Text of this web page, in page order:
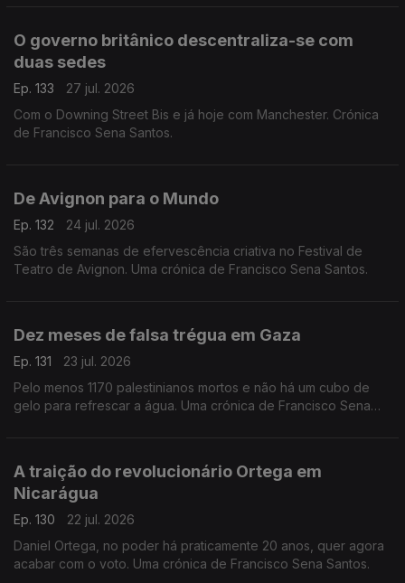
O governo britânico descentraliza-se com
duas sedes
Ep. 133
27 jul. 2026
Com o Downing Street Bis e já hoje com Manchester. Crónica
de Francisco Sena Santos.
De Avignon para o Mundo
Ep. 132
24 jul. 2026
São três semanas de efervescência criativa no Festival de
Teatro de Avignon. Uma crónica de Francisco Sena Santos.
Dez meses de falsa trégua em Gaza
Ep. 131
23 jul. 2026
Pelo menos 1170 palestinianos mortos e não há um cubo de
gelo para refrescar a água. Uma crónica de Francisco Sena
A traição do revolucionário Ortega em
Nicarágua
Ep. 130
22 jul. 2026
Daniel Ortega, no poder há praticamente 20 anos, quer agora
acabar com o voto. Uma crónica de Francisco Sena Santos.